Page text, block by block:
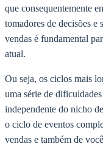
que consequentemente
tomadores de decisões e
vendas é fundamental
atual.
Ou seja, os ciclos mais
uma série de
independente do nicho
o ciclo de eventos
vendas e também de